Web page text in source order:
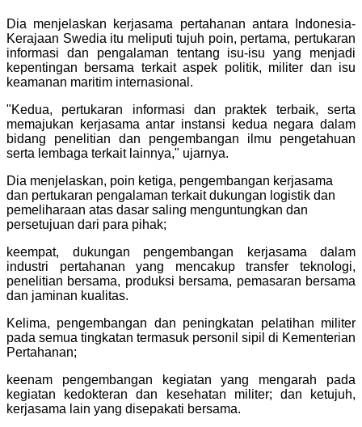
Dia menjelaskan kerjasama pertahanan antara Indonesia-
Kerajaan Swedia itu meliputi tujuh poin, pertama, pertukaran
informasi dan pengalaman tentang isu-isu yang menjadi
kepentingan bersama terkait aspek politik, militer dan isu
keamanan maritim internasional.
"Kedua, pertukaran informasi dan praktek terbaik, serta
memajukan kerjasama antar instansi kedua negara dalam
bidang penelitian dan pengembangan ilmu pengetahuan
serta lembaga terkait lainnya," ujarnya.
Dia menjelaskan, poin ketiga, pengembangan kerjasama
dan pertukaran pengalaman terkait dukungan logistik dan
pemeliharaan atas dasar saling menguntungkan dan
persetujuan dari para pihak;
keempat, dukungan pengembangan kerjasama dalam
industri pertahanan yang mencakup transfer teknologi,
penelitian bersama, produksi bersama, pemasaran bersama
dan jaminan kualitas.
Kelima, pengembangan dan peningkatan pelatihan militer
pada semua tingkatan termasuk personil sipil di Kementerian
Pertahanan;
keenam pengembangan kegiatan yang mengarah pada
kegiatan kedokteran dan kesehatan militer; dan ketujuh,
kerjasama lain yang disepakati bersama.